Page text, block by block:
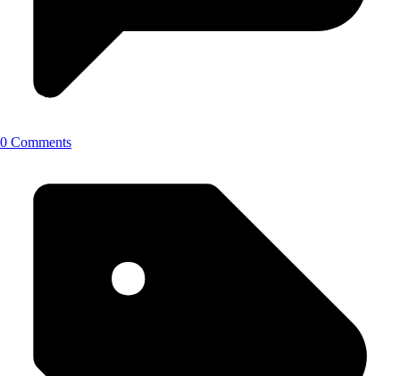
0 Comments